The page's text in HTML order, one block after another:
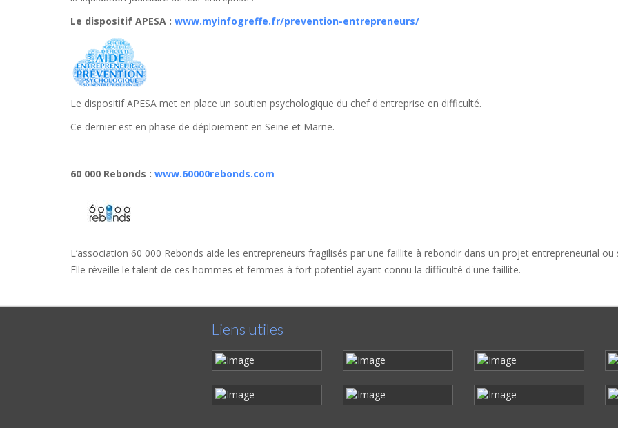
Le dispositif APESA : www.myinfogreffe.fr/prevention-entrepreneurs/
Le dispositif APESA met en place un soutien psychologique du chef d'entreprise en difficulté.
Ce dernier est en phase de déploiement en Seine et Marne.
60 000 Rebonds : www.60000rebonds.com
L’association 60 000 Rebonds aide les entrepreneurs fragilisés par une faillite à rebondir dans un projet entrepreneurial ou
Elle réveille le talent de ces hommes et femmes à fort potentiel ayant connu la difficulté d'une faillite.
Liens utiles